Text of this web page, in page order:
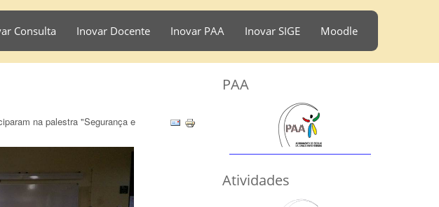
Consulta Inovar Docente Inovar PAA Inovar SIGE Moodle
na palestra "Segurança e
PAA
Atividades